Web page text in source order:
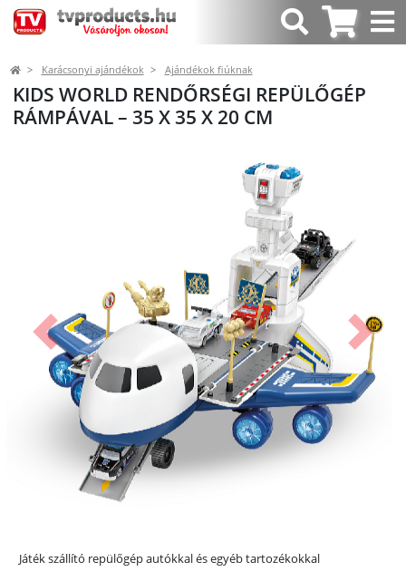
Karácsonyi ajándékok Ajándékok fiúknak
KIDS WORLD RENDŐRSÉGI REPÜLŐGÉP
RÁMPÁVAL – 35 X 35 X 20 CM
Előző
Játék szállító repülőgép autókkal és egyéb tartozékokkal